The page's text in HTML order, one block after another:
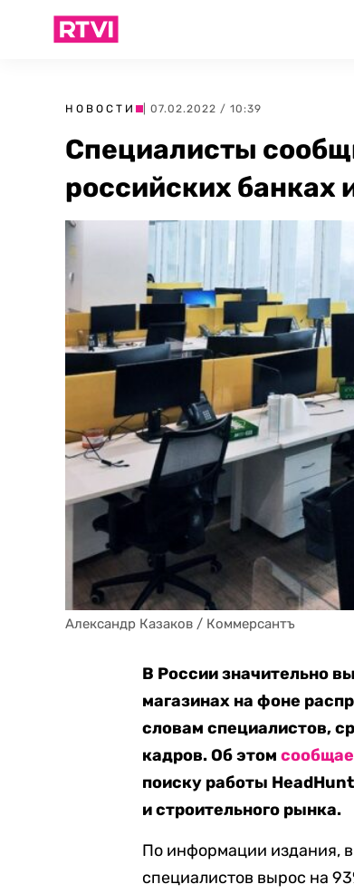
НОВОСТИ | 07.02.2022 / 10:39
Специалисты
российских банках
Александр Казаков / Коммерсантъ
В России значительно
магазинах на фоне
словам специалистов,
кадров. Об этом
поиску работы
и строительного рынка.
По информации издания,
специалистов вырос на